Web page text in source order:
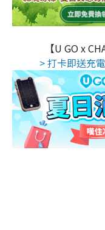
【U GO x
> 打卡即送充